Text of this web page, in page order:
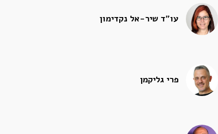
עו"ד שיר-אל נקדימון
פרי גליקמן